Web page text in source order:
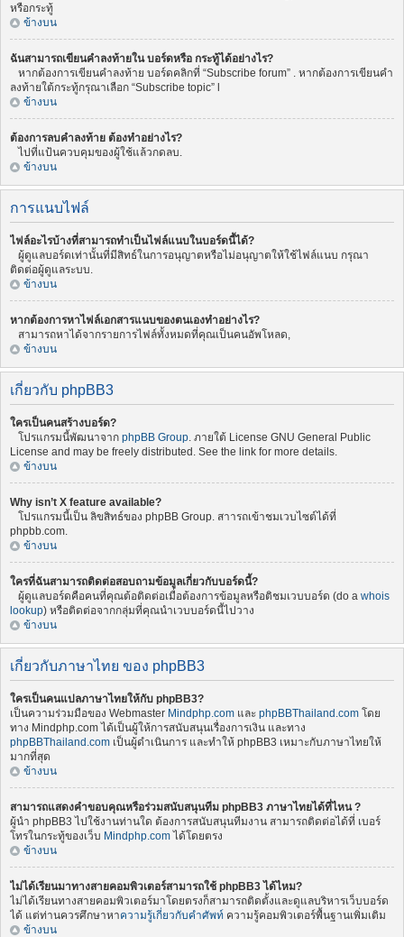
หรือกระทู้
ข้างบน
ฉันสามารถเขียนคำลงท้ายใน บอร์ดหรือ กระทู้ได้อย่างไร?
หากต้องการเขียนคำลงท้าย บอร์ดคลิกที่ “Subscribe forum” . หากต้องการเขียนคำ
ลงท้ายใต้กระทู้กรุณาเลือก “Subscribe topic” l
ข้างบน
ต้องการลบคำลงท้าย ต้องทำอย่างไร?
ไปที่แป้นควบคุมของผู้ใช้แล้วกดลบ.
ข้างบน
การแนบไฟล์
ไฟล์อะไรบ้างที่สามารถทำเป็นไฟล์แนบในบอร์ดนี้ได้?
ผู้ดูแลบอร์ดเท่านั้นที่มีสิทธ์ในการอนุญาตหรือไม่อนุญาตให้ใช้ไฟล์แนบ กรุณา
ติดต่อผู้ดูแลระบบ.
ข้างบน
หากต้องการหาไฟล์เอกสารแนบของตนเองทำอย่างไร?
สามารถหาได้จากรายการไฟล์ทั้งหมดที่คุณเป็นคนอัพโหลด,
ข้างบน
เกี่ยวกับ phpBB3
ใครเป็นคนสร้างบอร์ด?
โปรแกรมนี้พัฒนาจาก phpBB Group. ภายใต้ License GNU General Public
License and may be freely distributed. See the link for more details.
ข้างบน
Why isn’t X feature available?
โปรแกรมนี้เป็น ลิขสิทธ์ของ phpBB Group. สาารถเข้าชมเวบไซต์ได้ที่
phpbb.com.
ข้างบน
ใครที่ฉันสามารถติดต่อสอบถามข้อมูลเกี่ยวกับบอร์ดนี้?
ผู้ดูแลบอร์ดคือคนที่คุณต้อติดต่อเมื่อต้องการข้อมูลหรือติชมเวบบอร์ด (do a whois
lookup) หรือติดต่อจากกลุ่มที่คุณนำเวบบอร์ดนี้ไปวาง
ข้างบน
เกี่ยวกับภาษาไทย ของ phpBB3
ใครเป็นคนแปลภาษาไทยให้กับ phpBB3?
เป็นความร่วมมือของ Webmaster Mindphp.com และ phpBBThailand.com โดย
ทาง Mindphp.com ได้เป็นผู้ให้การสนับสนุนเรื่องการเงิน และทาง
phpBBThailand.com เป็นผู้ดำเนินการ และทำให้ phpBB3 เหมาะกับภาษาไทยให้
มากที่สุด
ข้างบน
สามารถแสดงคำขอบคุณหรือร่วมสนับสนุนทีม phpBB3 ภาษาไทยได้ที่ไหน ?
ผู้นำ phpBB3 ไปใช้งานท่านใด ต้องการสนับสนุนทีมงาน สามารถติดต่อได้ที่ เบอร์
โทรในกระทู้ของเว็บ Mindphp.com ได้โดยตรง
ข้างบน
ไม่ได้เรียนมาทางสายคอมพิวเตอร์สามารถใช้ phpBB3 ได้ไหม?
ไม่ได้เรียนทางสายคอมพิวเตอร์มาโดยตรงก็สามารถติดตั้งและดูแลบริหารเว็บบอร์ด
ได้ แต่ท่านควรศึกษาหาความรู้เกี่ยวกับคำศัพท์ ความรู้คอมพิวเตอร์พื้นฐานเพิ่มเติม
ข้างบน